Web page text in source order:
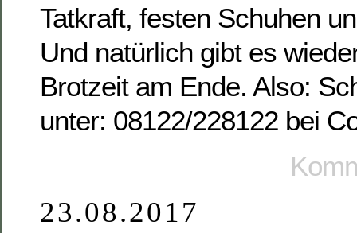
Tatkraft, festen Schuhen
Und natürlich gibt es
Brotzeit am Ende. Also:
unter: 08122/228122 bei
23.08.2017